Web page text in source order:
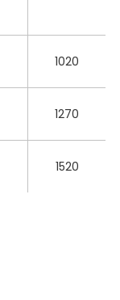
1020
1270
1520